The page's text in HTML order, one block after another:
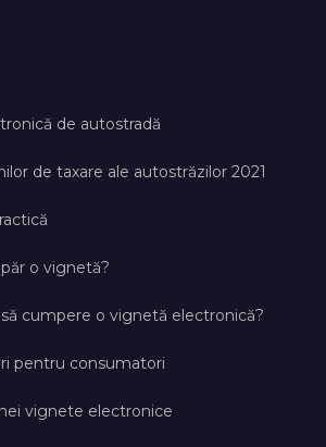
de autostradă
de taxare ale autostrăzilor 2021
o vignetă?
cumpere o vignetă electronică?
pentru consumatori
vignete electronice